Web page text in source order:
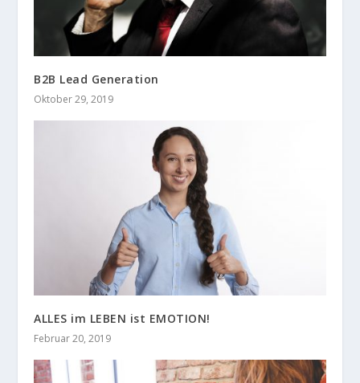
B2B Lead Generation
Oktober 29, 2019
ALLES im LEBEN ist EMOTION!
Februar 20, 2019